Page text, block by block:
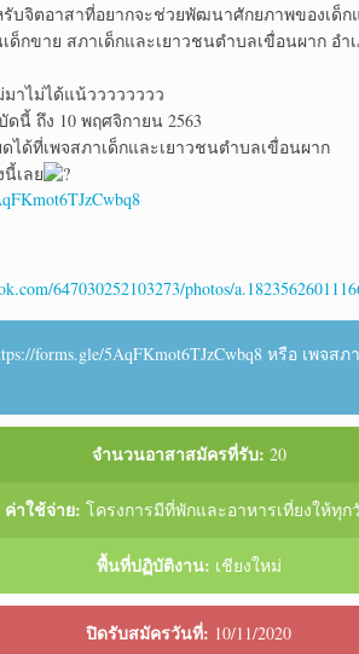
บจิตอาสาที่อยากจะช่วยพัฒนาศักยภาพของเด็ก
ด็กขาย สภาเด็กและเยาวชนตำบลเขื่อนผาก อำ
าไม่ได้แน้วววววววว
นี้ ถึง 10 พฤศจิกายน 2563
ได้ที่เพจสภาเด็กและเยาวชนตำบลเขื่อนผาก
เลย
647030252103273/photos/
forms.gle/5AqFKmot6TJzCwbq8 หรือ เพจส
จำนวนอาสาสมัครที่รับ: 20
ค่าใช้จ่าย: โครงการมีที่พักและอาหารเที่ยงให้ทุก
พื้นที่ปฏิบัติงาน: เชียงใหม่
ปิดรับสมัครวันที่: 10/11/2020